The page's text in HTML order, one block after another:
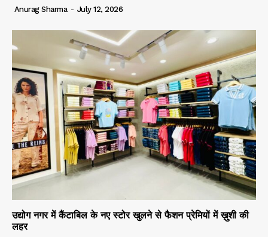
Anurag Sharma - July 12, 2026
उद्योग नगर में कैंटाबिल के नए स्टोर खुलने से फैशन प्रेमियों में ख़ुशी की
लहर